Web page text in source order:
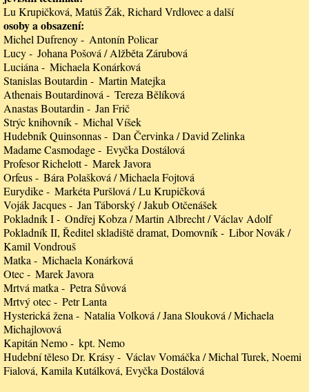
Lu Krupičková, Matúš Žák, Richard Vrdlovec a další
osoby a obsazení
Michel Dufrenoy
Antonín Policar
Lucy
Johana Pošová / Alžběta Zárubová
Luciána
Michaela Konárková
Stanislas Boutardin
Martin Matejka
Athenais Boutardinová
Tereza Bělíková
Anastas Boutardin
Jan Frič
Strýc knihovník
Michal Víšek
Hudebník Quinsonnas
Dan Červinka / David Zelinka
Madame Casmodage
Evyčka Dostálová
Profesor Richelott
Marek Javora
Orfeus
Bára Polašková / Michaela Fojtová
Eurydike
Markéta Puršlová / Lu Krupičková
Voják Jacques
Jan Táborský / Jakub Otčenášek
Pokladník I
Ondřej Kobza / Martin Albrecht / Václav Adolf
Pokladník II, Ředitel skladiště dramat, Domovník
Libor Novák /
Kamil Vondrouš
Matka
Michaela Konárková
Otec
Marek Javora
Mrtvá matka
Petra Sůvová
Mrtvý otec
Petr Lanta
Hysterická žena
Natalia Volková / Jana Slouková / Michaela
Michajlovová
Kapitán Nemo
kpt. Nemo
Hudební těleso Dr. Krásy
Václav Vomáčka / Michal Turek, Noemi
Fialová, Kamila Kutálková, Evyčka Dostálová